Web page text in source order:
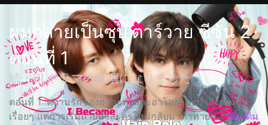
ผมกลายเป็นซุป'ตาร์วาย ซีซั่น 2
ตอนที่ 1
続・BLドラマの主演になりました
ตอนที่ 1: ความรักของอากะฟูจิและอาโอยามะกำลังเพิ่มขึ้น
เรื่อยๆ แต่การเริ่มถ่ายทำละครใหม่กลับมาท้าทายช... เพิ่มเติม